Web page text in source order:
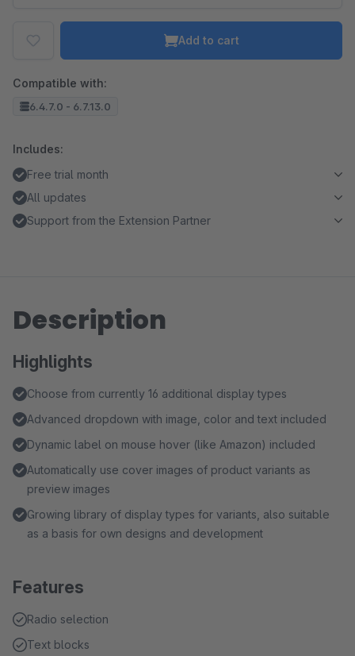
Add to cart
Compatible with:
6.4.7.0 - 6.7.13.0
Includes:
Free trial month
All updates
Support from the Extension Partner
Description
Highlights
Choose from currently 16 additional display types
Advanced dropdown with image, color and text included
Dynamic label on mouse hover (like Amazon) included
Automatically use cover images of product variants as
preview images
Growing library of display types for variants, also suitable
as a basis for own designs and development
Features
Radio selection
Text blocks